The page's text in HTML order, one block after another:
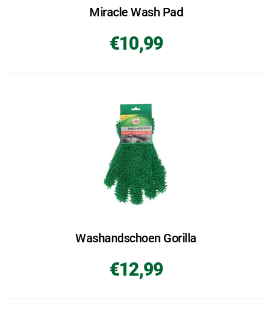
Miracle Wash Pad
€10,99
Washandschoen Gorilla
€12,99